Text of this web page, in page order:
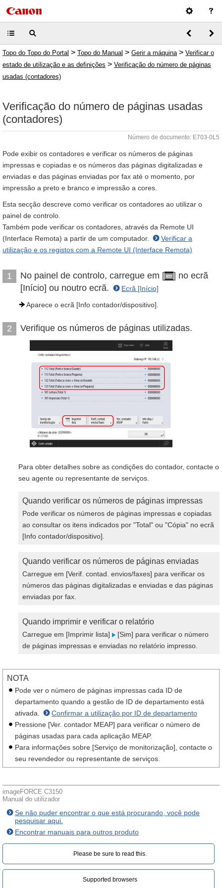
Topo do Topo do Portal > Topo do Manual > Gerir a máquina > Verificar o
estado de utilização e as definições > Verificação do número de páginas
usadas (contadores)
Verificação do número de páginas usadas
(contadores)
Número de documento: E703-0L5
Pode exibir os contadores e verificar os números de páginas
impressas e copiadas e os números das páginas digitalizadas e
enviadas e das páginas enviadas por fax até o momento, por
impressão a preto e branco e impressão a cores.
Esta secção descreve como verificar os contadores ao utilizar o
painel de controlo.
Também pode verificar os contadores, através da Remote UI
(Interface Remota) a partir de um computador.
Verificar a
utilização e os registos com a Remote UI (Interface Remota)
1 No painel de controlo, carregue em [
] no ecrã
[Início] ou noutro ecrã.
Ecrã [Início]
Aparece o ecrã [Info contador/dispositivo].
2 Verifique os números de páginas utilizadas.
Para obter detalhes sobre as condições do contador, contacte o
seu agente ou representante de serviços.
Quando verificar os números de páginas impressas
Pode verificar os números de páginas impressas e copiadas
ao consultar os itens indicados por "Total" ou "Cópia" no ecrã
[Info contador/dispositivo].
Quando verificar os números de páginas enviadas
Carregue em [Verif. contad. envios/faxes] para verificar os
números das páginas digitalizadas e enviadas e das páginas
enviadas por fax.
Quando imprimir e verificar o relatório
Carregue em [Imprimir lista]
[Sim] para verificar o número
de páginas impressas e enviadas no relatório impresso.
NOTA
Pode ver o número de páginas impressas cada ID de
departamento quando a gestão de ID de departamento está
ativada.
Confirmar a utilização por ID de departamento
Pressione [Ver. contador MEAP] para verificar o número de
páginas usadas para cada aplicação MEAP.
Para informações sobre [Serviço de monitorização], contacte o
seu revendedor ou representante de serviços.
imageFORCE C3150
Manual do utilizador
Se não puder encontrar o que está procurando, você pode
pesquisar aqui.
Encontrar manuais para outros produto
Please be sure to read this.‎
Supported browsers